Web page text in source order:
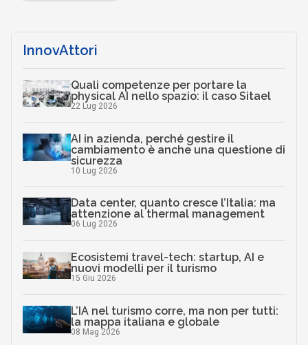
InnovAttori
Quali competenze per portare la
physical AI nello spazio: il caso Sitael
22 Lug 2026
AI in azienda, perché gestire il
cambiamento è anche una questione di
sicurezza
10 Lug 2026
Data center, quanto cresce l’Italia: ma
attenzione al thermal management
06 Lug 2026
Ecosistemi travel-tech: startup, AI e
nuovi modelli per il turismo
15 Giu 2026
L’IA nel turismo corre, ma non per tutti:
la mappa italiana e globale
08 Mag 2026